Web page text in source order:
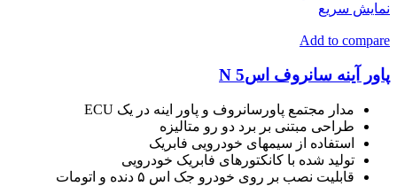
نمایش سریع
Add to compare
پاور آینه سانروف اس5 N
مدار مجتمع پاورسانروف و پاور اینه در یک ECU
طراحی مبتنی بر برد دو رو متالیزه
استفاده از سیمهای خودرویی فابریک
تولید شده با کانکتورهای فابریک خودرویی
قابلیت نصب بر روی خودرو جک اس ۵ دنده و اتومات